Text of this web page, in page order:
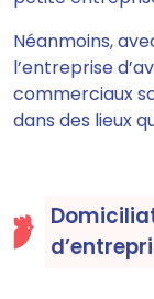
Néanmoins,
l’entreprise
commerciaux
dans des lieux